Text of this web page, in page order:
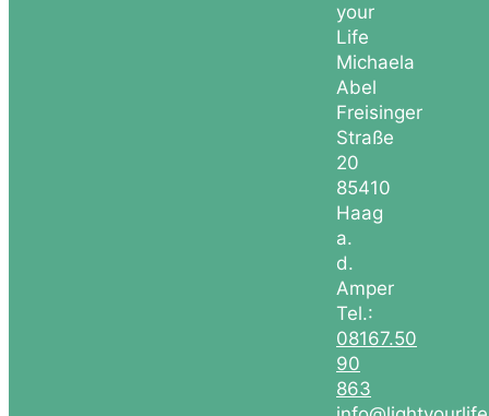
your
Life
Michaela
Abel
Freisinger
Straße
20
85410
Haag
a.
d.
Amper
Tel.:
08167.50
90
863